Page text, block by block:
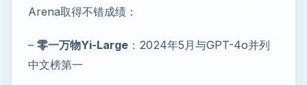
Arena取得不错成绩：
– 零一万物Yi-Large ：2024年5月与GPT-4o并列
中文榜第一